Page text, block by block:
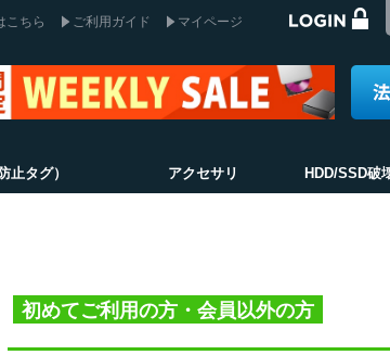
こちら ご利用ガイド マイページ
止タグ） アクセサリ HDD/SSD破
初めてご利用の方・会員以外の方